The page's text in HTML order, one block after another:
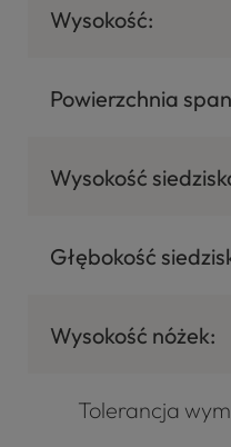
Wysokość:
Powierzchnia
Wysokość
Głębokość
Wysokość nóżek:
Tolerancja